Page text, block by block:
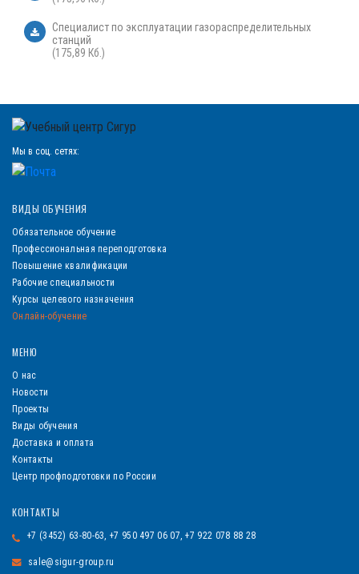
Специалист по эксплуатации газораспределительных
станций
(175,89 Кб.)
Мы в соц. сетях:
ВИДЫ ОБУЧЕНИЯ
Обязательное обучение
Профессиональная переподготовка
Повышение квалификации
Рабочие специальности
Курсы целевого назначения
Онлайн-обучение
МЕНЮ
О нас
Новости
Проекты
Виды обучения
Доставка и оплата
Контакты
Центр профподготовки по России
КОНТАКТЫ
+7 (3452) 63-80-63, +7 950 497 06 07, +7 922 078 88 28
sale@sigur-group.ru